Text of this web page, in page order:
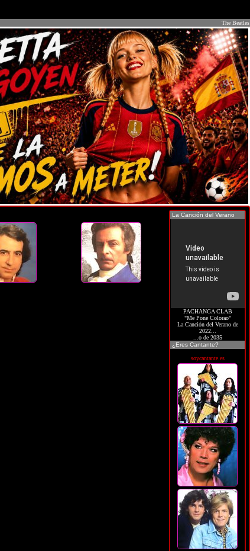
The Beatles
La Canción del Verano
PACHANGA CLAB
"Me Pone Colorao"
La Canción del Verano de
2022...
...o de 2035
¿Eres Cantante?
soycantante.es